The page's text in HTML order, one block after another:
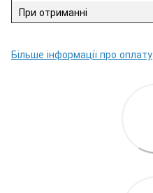
При отриманні
Більше інформації про оплату